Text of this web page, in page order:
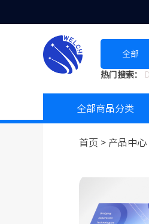
全部
热门搜索：
全部商品分类
首页 > 产品中心